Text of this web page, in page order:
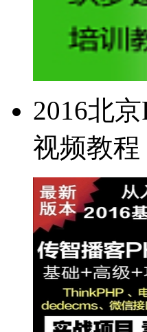
2016北
视频教程